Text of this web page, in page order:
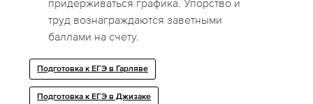
придерживаться графика. Упорство и
труд вознаграждаются заветными
баллами на счету.
Подготовка к ЕГЭ в Гарляве
Подготовка к ЕГЭ в Джизаке